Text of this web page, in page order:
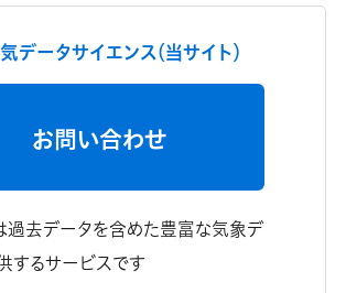
データサイエンス（当サイト）
お問い合わせ
過去データを含めた豊富な気象デ
するサービスです